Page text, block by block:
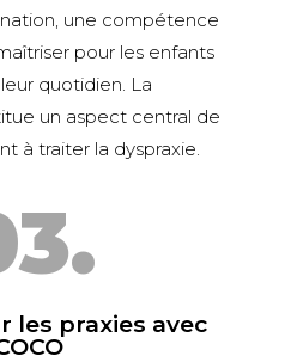
une compétence
pour les enfants
quotidien. La
un aspect central de
à traiter la dyspraxie.
les praxies avec